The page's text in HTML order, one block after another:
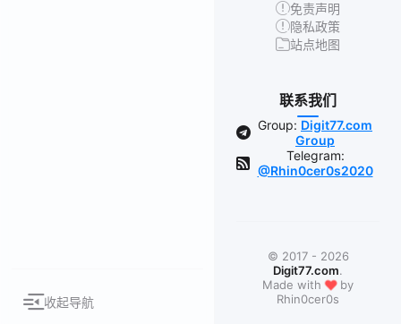
收起导航
免责声明
隐私政策
站点地图
联系我们
Group: Digit77.com
Group
Telegram:
@Rhin0cer0s2020
© 2017 - 2026
Digit77.com.
Made with❤by
Rhin0cer0s